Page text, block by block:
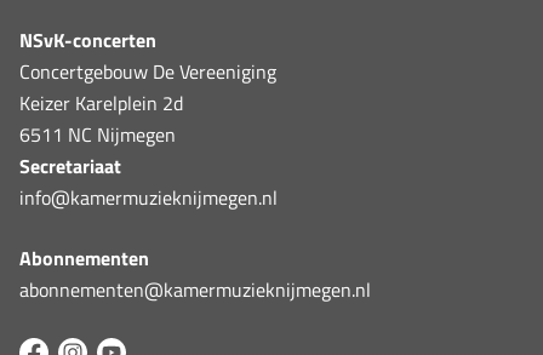
NSvK-concerten
Concertgebouw De Vereeniging
Keizer Karelplein 2d
6511 NC Nijmegen
Secretariaat
info@kamermuzieknijmegen.nl
Abonnementen
abonnementen@kamermuzieknijmegen.nl